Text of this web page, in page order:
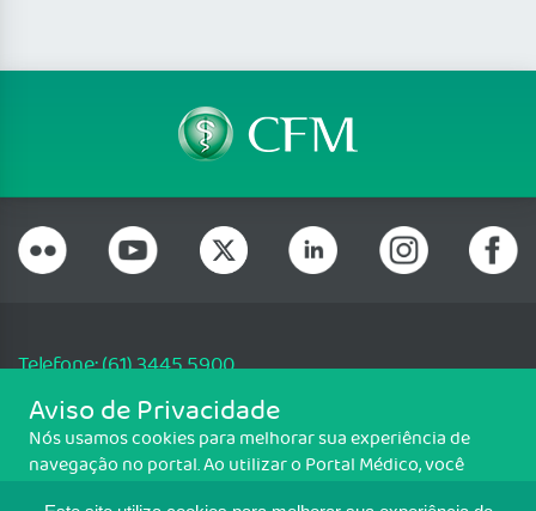
Telefone: (61) 3445 5900
Email: cfm@portalmedico.org.br
SGAS 616, Conjunto D, Lote 115, L2 Sul, Brasília/DF - CEP: 70200-760 -
CNPJ: 33.583.550/0001-30
Aviso de Privacidade
Nós usamos cookies para melhorar sua experiência de
navegação no portal. Ao utilizar o Portal Médico, você